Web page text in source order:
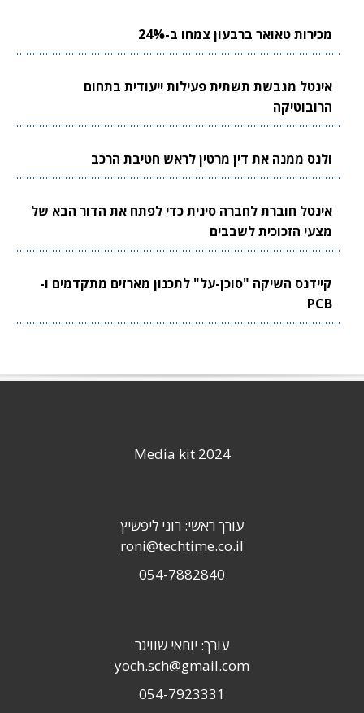
מכירות טאואר ברבעון צמחו ב-24%
אינטל מגבשת תשתית פעילות ייעודית בתחום
הרובוטיקה
ולנס ממנה את דין מרטין לראש חטיבת הרכב
אינטל חוברת לחברה סינית כדי לפתח את הדור הבא של
מצעי הזכוכית לשבבים
קיידנס השיקה "סוכן-על" לתכנון מארזים מתקדמים ו-
PCB
Media kit 2024
עורך ראשי: רוני ליפשיץ
roni@techtime.co.il
054-7882840
עורך: יוחאי שוויגר
yoch.sch@gmail.com
054-7923331